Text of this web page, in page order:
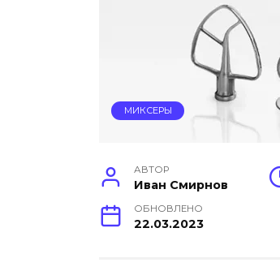
МИКСЕРЫ
АВТОР
Иван Смирнов
ОБНОВЛЕНО
22.03.2023